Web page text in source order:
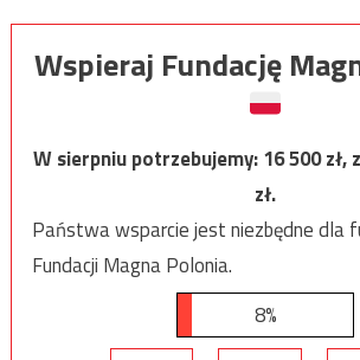
Wspieraj Fundację
W sierpniu potrzebujemy:16 500zł,
zł.
Państwa wsparcie jest niezbędne dla
Fundacji Magna Polonia.
8%